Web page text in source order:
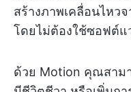
สร้างภาพเคลื่อนไหว
โดยไม่ต้องใช้ซอฟต์แ
ด้วย Motion คุณสาม